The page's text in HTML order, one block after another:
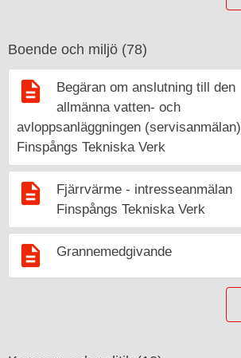
Boende och miljö (78)
Begäran om anslutning till den
allmänna vatten- och
avloppsanläggningen (servisanmälan)
Finspångs Tekniska Verk
Fjärrvärme - intresseanmälan
Finspångs Tekniska Verk
Grannemedgivande